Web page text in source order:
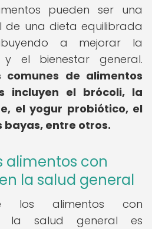
pueden ser una
una dieta equilibrada
a mejorar la
el bienestar general.
comunes de alimentos
incluyen el brócoli, la
el yogur probiótico, el
bayas, entre otros.
alimentos con
la salud general
los alimentos con
la salud general es